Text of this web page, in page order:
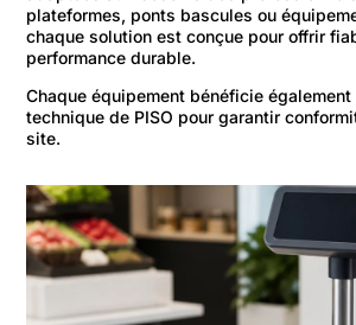
plateformes, ponts bascules ou
chaque solution est conçue pour offrir
performance durable.
Chaque équipement bénéficie également
technique de PISO pour garantir
site.